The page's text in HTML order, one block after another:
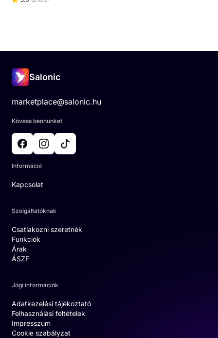
Salonic
marketplace@salonic.hu
Kövess bennünket
Információ
Kapcsolat
Szolgáltatóknak
Csatlakozni szeretnék
Funkciók
Árak
ÁSZF
Jogi információk
Adatkezelési tájékoztató
Felhasználási feltételek
Impresszum
Cookie szabályzat